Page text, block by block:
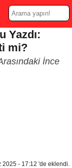
Yazdı:
mi?
İnce
2025 - 17:12 'de eklendi.